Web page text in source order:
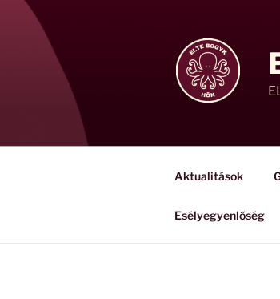
Tartalomhoz
Aktualitások
Esélyegyenlőség